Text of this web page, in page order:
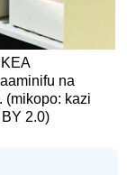
na
(mikopo: kazi
2.0)